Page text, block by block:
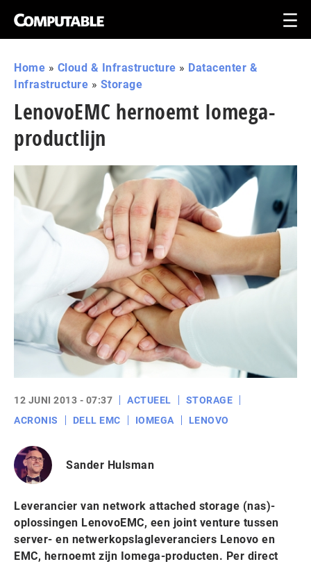
Home » Cloud & Infrastructure » Datacenter &
Infrastructure » Storage
LenovoEMC hernoemt Iomega-
productlijn
12 JUNI 2013 - 07:37 ACTUEEL
STORAGE
ACRONIS
DELL EMC IOMEGA LENOVO
Sander Hulsman
Leverancier van network attached storage (nas)-
oplossingen LenovoEMC, een joint venture tussen
server- en netwerkopslagleveranciers Lenovo en
EMC, hernoemt zijn Iomega-producten. Per direct